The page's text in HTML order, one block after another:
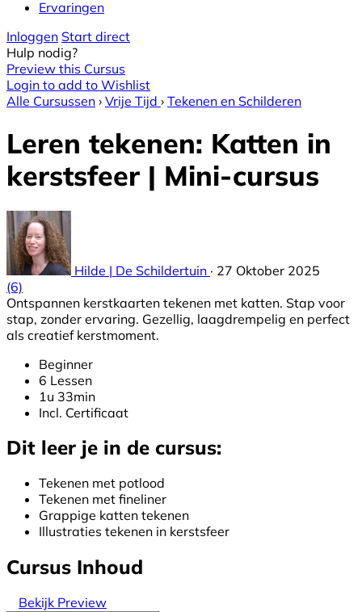
Ervaringen
Inloggen Start direct
Hulp nodig?
Preview this Cursus
Login to add to Wishlist
Alle Cursussen › Vrije Tijd › Tekenen en Schilderen
Leren tekenen: Katten in
kerstsfeer | Mini-cursus
Hilde | De Schildertuin · 27 Oktober 2025
(6)
Ontspannen kerstkaarten tekenen met katten. Stap voor
stap, zonder ervaring. Gezellig, laagdrempelig en perfect
als creatief kerstmoment.
Beginner
6 Lessen
1u 33min
Incl. Certificaat
Dit leer je in de cursus:
Tekenen met potlood
Tekenen met fineliner
Grappige katten tekenen
Illustraties tekenen in kerstsfeer
Cursus Inhoud
Bekijk Preview